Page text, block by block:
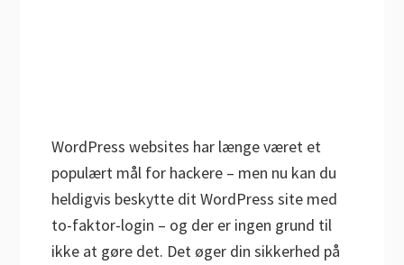
WordPress websites har længe været et
populært mål for hackere – men nu kan du
heldigvis beskytte dit WordPress site med
to-faktor-login – og der er ingen grund til
ikke at gøre det. Det øger din sikkerhed på